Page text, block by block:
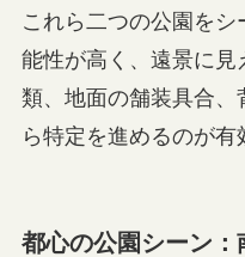
これら二つの公園を
能性が高く、遠景に
類、地面の舗装具合
ら特定を進めるのが有
都心の公園シーン：